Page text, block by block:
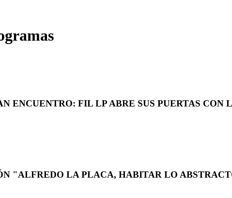
ENCUENTRO: FIL LP ABRE SUS PUERTAS
"ALFREDO LA PLACA, HABITAR LO